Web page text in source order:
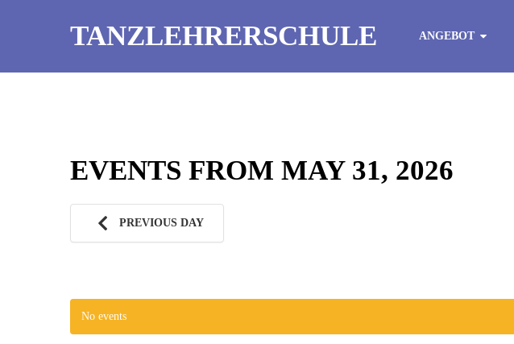
TANZLEHRERSCHULE ANGEBOT
EVENTS FROM MAY 31, 2026
PREVIOUS DAY
No events